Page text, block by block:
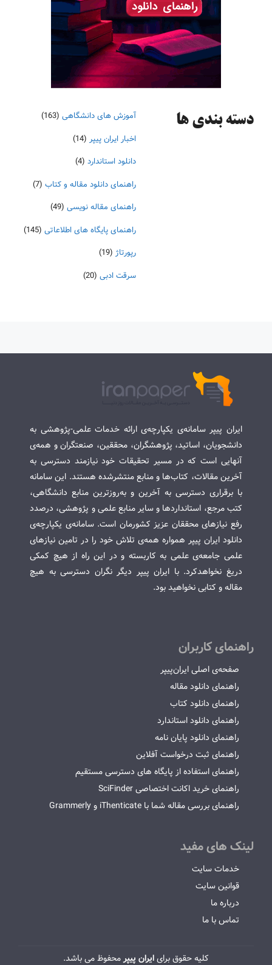
دسته‌ بندی ها آموزش های دانشگاهی (163)
اخبار ایران پیپر (14)
دانلود استاندارد (4)
راهنمای دانلود مقاله و کتاب (7)
راهنمای مقاله نویسی (49)
راهنمای پایگاه های اطلاعاتی (145)
رپورتاژ (19)
سرقت ادبی (20)
ایران پیپر سامانه‌ی یکپارچه‌ی ارائه خدمات علمی-پژوهشی به
دانشجویان، اساتید، پژوهشگران، محققین، صنعتگران و همه‌ی
آنهایی است که در مسیر تحقیقات خود نیازمند دسترسی به
آخرین مقالات، کتاب‌ها و منابع منتشرشده هستند. این سامانه
با برقراری دسترسی به آخرین و به‌روزترین منابع دانشگاهی،
کتب مرجع، استانداردها و سایر منابع علمی و پژوهشی، درصدد
رفع نیازهای محققان عزیز کشورمان است. سامانه‌ی یکپارچه‌ی
دانلود ایران پیپر همواره همه‌ی تلاش خود را در تامین نیازهای
علمی جامعه‌ی علمی به کاربسته و در این راه از هیچ کمکی
دریغ نخواهدکرد. با ایران پیپر دیگر نگران دسترسی به هیچ
مقاله و کتابی نخواهید بود.
راهنمای کاربران
صفحه‌ی اصلی ایران‌پیپر
راهنمای دانلود مقاله
راهنمای دانلود کتاب
راهنمای دانلود استاندارد
راهنمای دانلود پایان نامه
راهنمای ثبت درخواست آفلاین
راهنمای استفاده از پایگاه های دسترسی مستقیم
راهنمای خرید اکانت اختصاصی SciFinder
راهنمای بررسی مقاله شما با iThenticate و Grammerly
لینک های مفید
خدمات سایت
قوانین سایت
درباره ما
تماس با ما
کلیه حقوق برایایران پیپرمحفوظ می باشد.